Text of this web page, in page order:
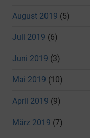
August 2019 (5)
Juli 2019 (6)
Juni 2019 (3)
Mai 2019 (10)
April 2019 (9)
März 2019 (7)